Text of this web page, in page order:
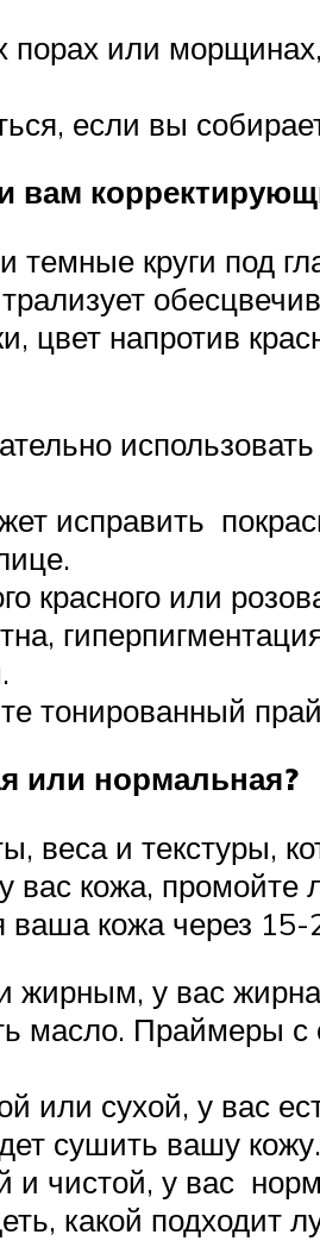
порах или
если вы
вам
темные круги под
цвет напротив
исправить
красного или
тонированный
или нормальная?
и текстуры,
вас кожа,
ваша кожа через
жирным, у вас
масло. Праймеры
или сухой, у вас
сушить вашу кожу.
и чистой, у вас
какой подходит